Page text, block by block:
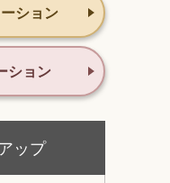
ション
ション
ップ